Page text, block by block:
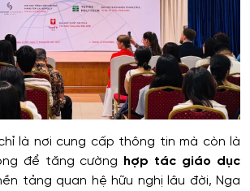
là nơi cung cấp thông tin mà còn là
để tăng cường hợp tác giáo dục
tảng quan hệ hữu nghị lâu đời, Nga